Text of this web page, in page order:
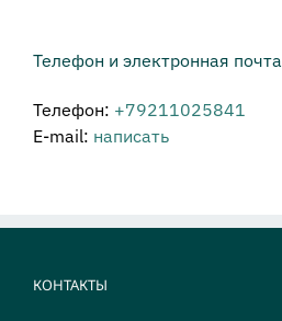
Телефон и электронная почта
Телефон: +79211025841
E-mail: написать
КОНТАКТЫ